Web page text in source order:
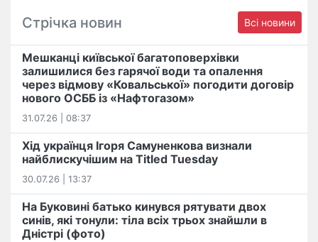
Стрічка новин Всі новини
Мешканці київської багатоповерхівки
залишилися без гарячої води та опалення
через відмову «Ковальської» погодити договір
нового ОСББ із «Нафтогазом»
31.07.26 | 08:37
Хід українця Ігоря Самуненкова визнали
найблискучішим на Titled Tuesday
30.07.26 | 13:37
На Буковині батько кинувся рятувати двох
синів, які тонули: тіла всіх трьох знайшли в
Дністрі (фото)